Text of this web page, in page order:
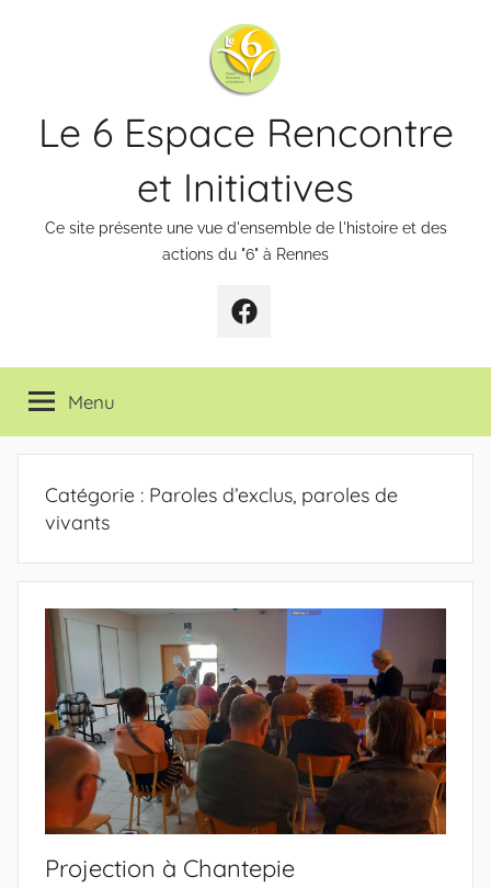
Le 6 Espace Rencontre
et Initiatives
Ce site présente une vue d'ensemble de l'histoire et des
actions du "6" à Rennes
Page
Menu
Catégorie : Paroles d’exclus, paroles de
vivants
Projection à Chantepie